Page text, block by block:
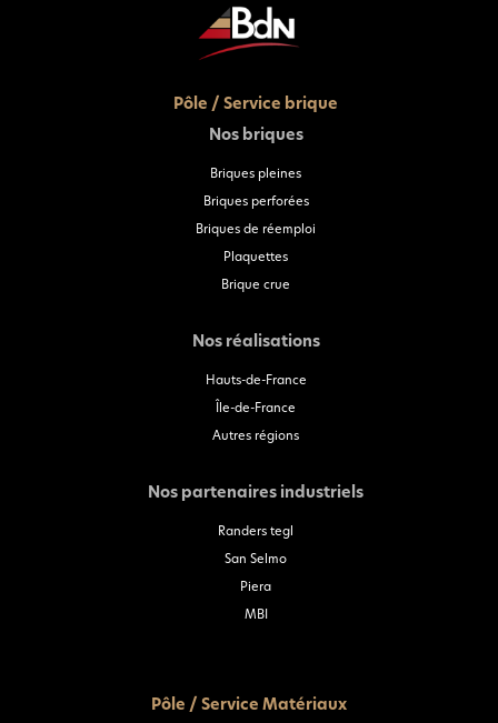
Pôle / Service brique
Nos briques
Briques pleines
Briques perforées
Briques de réemploi
Plaquettes
Brique crue
Nos réalisations
Hauts-de-France
Île-de-France
Autres régions
Nos partenaires industriels
Randers tegl
San Selmo
Piera
MBI
Pôle / Service Matériaux